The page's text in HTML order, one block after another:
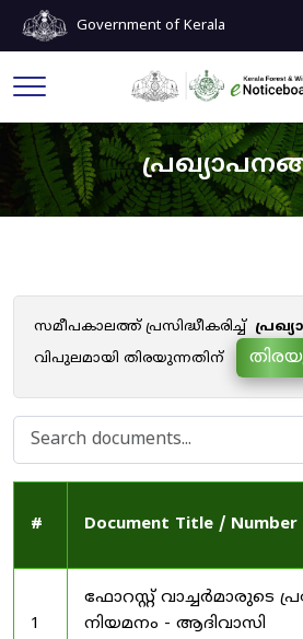
Government of Kerala
സമീപകാലത്ത് പ്രസിദ്ധീകരിച്ച്
വിപുലമായി തിരയുന്നതിന്
# Document Title / Number
1
ഫോറസ്റ്റ് വാച്ചർമാരുടെ
നിയമനം - ആദിവാസി